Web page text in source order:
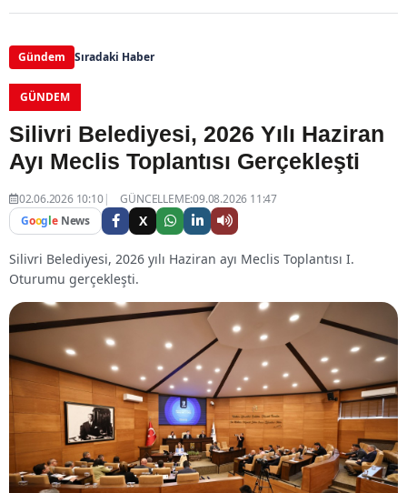
Gündem Sıradaki Haber
GÜNDEM
Silivri Belediyesi, 2026 Yılı Haziran
Ayı Meclis Toplantısı Gerçekleşti
02.06.2026 10:10
GÜNCELLEME:09.08.2026 11:47
Google News X
Silivri Belediyesi, 2026 yılı Haziran ayı Meclis Toplantısı I.
Oturumu gerçekleşti.